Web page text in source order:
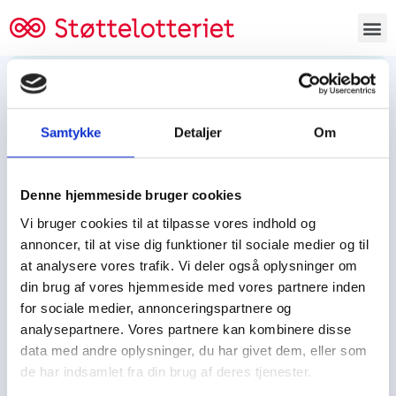
Samtykke Detaljer Om
Denne hjemmeside bruger cookies
Vi bruger cookies til at tilpasse vores indhold og
annoncer, til at vise dig funktioner til sociale medier og til
at analysere vores trafik. Vi deler også oplysninger om
din brug af vores hjemmeside med vores partnere inden
for sociale medier, annonceringspartnere og
analysepartnere. Vores partnere kan kombinere disse
data med andre oplysninger, du har givet dem, eller som
de har indsamlet fra din brug af deres tjenester.
Tjen penge og støt
Tjen penge til:
Spejdere/spejdergruppen/FDF’ere, m.fl.
Kontor
Tjenpengeogstoet.dk
Ejby Industrivej 91
DK – 2600 Glostrup
CVR: 19347508